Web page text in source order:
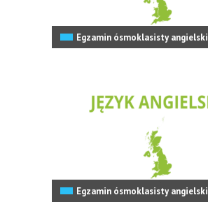
Egzamin ósmoklasisty angielski
Egzamin ósmoklasisty angielski